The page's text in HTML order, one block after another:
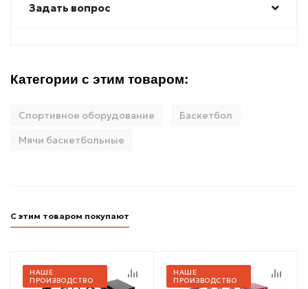
Задать вопрос
Категории с этим товаром:
Спортивное оборудование
Баскетбол
Мячи баскетбольные
С этим товаром покупают
НАШЕ
ПРОИЗВОДСТВО
НАШЕ
ПРОИЗВОДСТВО